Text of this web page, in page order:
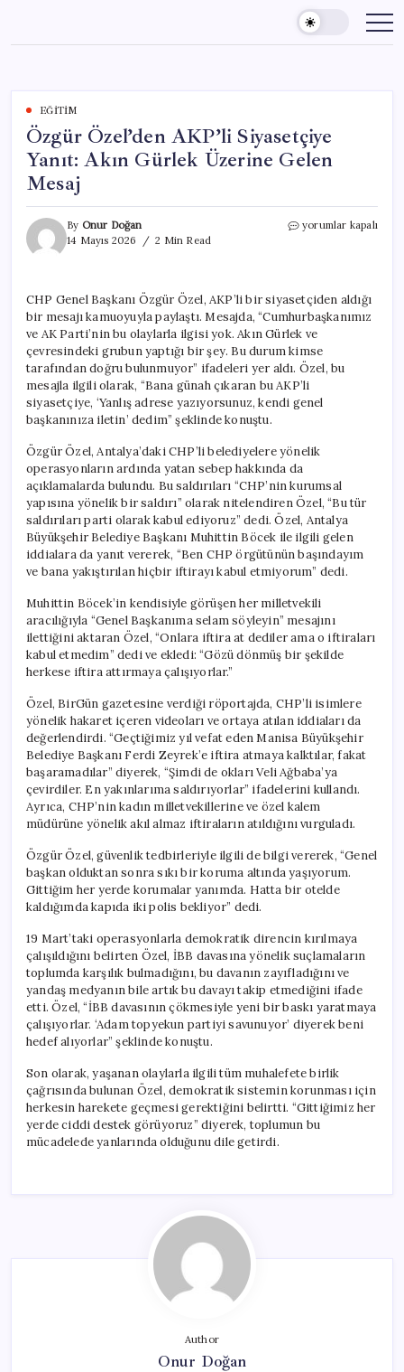
content
EĞITIM
Özgür Özel’den AKP’li Siyasetçiye
Yanıt: Akın Gürlek Üzerine Gelen
Mesaj
By Onur Doğan
14 Mayıs 2026
2 Min Read
Özgür
Akın
Gürlek
Üzerine
Gelen
Mesaj
için
yorumlar kapalı
CHP Genel Başkanı Özgür Özel, AKP’li bir siyasetçiden aldığı
bir mesajı kamuoyuyla paylaştı. Mesajda, “Cumhurbaşkanımız
ve AK Parti’nin bu olaylarla ilgisi yok. Akın Gürlek ve
çevresindeki grubun yaptığı bir şey. Bu durum kimse
tarafından doğru bulunmuyor” ifadeleri yer aldı. Özel, bu
mesajla ilgili olarak, “Bana günah çıkaran bu AKP’li
siyasetçiye, ‘Yanlış adrese yazıyorsunuz, kendi genel
başkanınıza iletin’ dedim” şeklinde konuştu.
Özgür Özel, Antalya’daki CHP’li belediyelere yönelik
operasyonların ardında yatan sebep hakkında da
açıklamalarda bulundu. Bu saldırıları “CHP’nin kurumsal
yapısına yönelik bir saldırı” olarak nitelendiren Özel, “Bu tür
saldırıları parti olarak kabul ediyoruz” dedi. Özel, Antalya
Büyükşehir Belediye Başkanı Muhittin Böcek ile ilgili gelen
iddialara da yanıt vererek, “Ben CHP örgütünün başındayım
ve bana yakıştırılan hiçbir iftirayı kabul etmiyorum” dedi.
Muhittin Böcek’in kendisiyle görüşen her milletvekili
aracılığıyla “Genel Başkanıma selam söyleyin” mesajını
ilettiğini aktaran Özel, “Onlara iftira at dediler ama o iftiraları
kabul etmedim” dedi ve ekledi: “Gözü dönmüş bir şekilde
herkese iftira attırmaya çalışıyorlar.”
Özel, BirGün gazetesine verdiği röportajda, CHP’li isimlere
yönelik hakaret içeren videoları ve ortaya atılan iddiaları da
değerlendirdi. “Geçtiğimiz yıl vefat eden Manisa Büyükşehir
Belediye Başkanı Ferdi Zeyrek’e iftira atmaya kalktılar, fakat
başaramadılar” diyerek, “Şimdi de okları Veli Ağbaba’ya
çevirdiler. En yakınlarıma saldırıyorlar” ifadelerini kullandı.
Ayrıca, CHP’nin kadın milletvekillerine ve özel kalem
müdürüne yönelik akıl almaz iftiraların atıldığını vurguladı.
Özgür Özel, güvenlik tedbirleriyle ilgili de bilgi vererek, “Genel
başkan olduktan sonra sıkı bir koruma altında yaşıyorum.
Gittiğim her yerde korumalar yanımda. Hatta bir otelde
kaldığımda kapıda iki polis bekliyor” dedi.
19 Mart’taki operasyonlarla demokratik direncin kırılmaya
çalışıldığını belirten Özel, İBB davasına yönelik suçlamaların
toplumda karşılık bulmadığını, bu davanın zayıfladığını ve
yandaş medyanın bile artık bu davayı takip etmediğini ifade
etti. Özel, “İBB davasının çökmesiyle yeni bir baskı yaratmaya
çalışıyorlar. ‘Adam topyekun partiyi savunuyor’ diyerek beni
hedef alıyorlar” şeklinde konuştu.
Son olarak, yaşanan olaylarla ilgili tüm muhalefete birlik
çağrısında bulunan Özel, demokratik sistemin korunması için
herkesin harekete geçmesi gerektiğini belirtti. “Gittiğimiz her
yerde ciddi destek görüyoruz” diyerek, toplumun bu
mücadelede yanlarında olduğunu dile getirdi.
Author
Onur Doğan